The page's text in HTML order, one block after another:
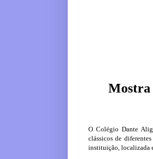
Mostra
O Colégio Dante
clássicos de
instituição, localizada